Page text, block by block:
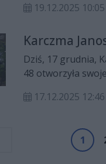
polskiego
konsumentom,
19.12.2025 10:05
Karczma
Dziś, 17 grudnia,
48 otworzyła
Ostrowca
17.12.2025 12:46
1